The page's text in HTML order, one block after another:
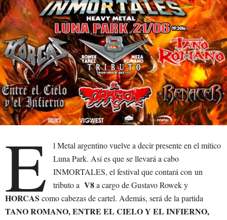
E
l Metal argentino vuelve a decir presente en el mítico
Luna Park. Así es que se llevará a cabo
INMORTALES, el festival que contará con un
tributo a V8a cargo de Gustavo Rowek y
HORCAS como cabezas de cartel. Además, será de la partida
TANO ROMANO, ENTRE EL CIELO Y EL INFIERNO,